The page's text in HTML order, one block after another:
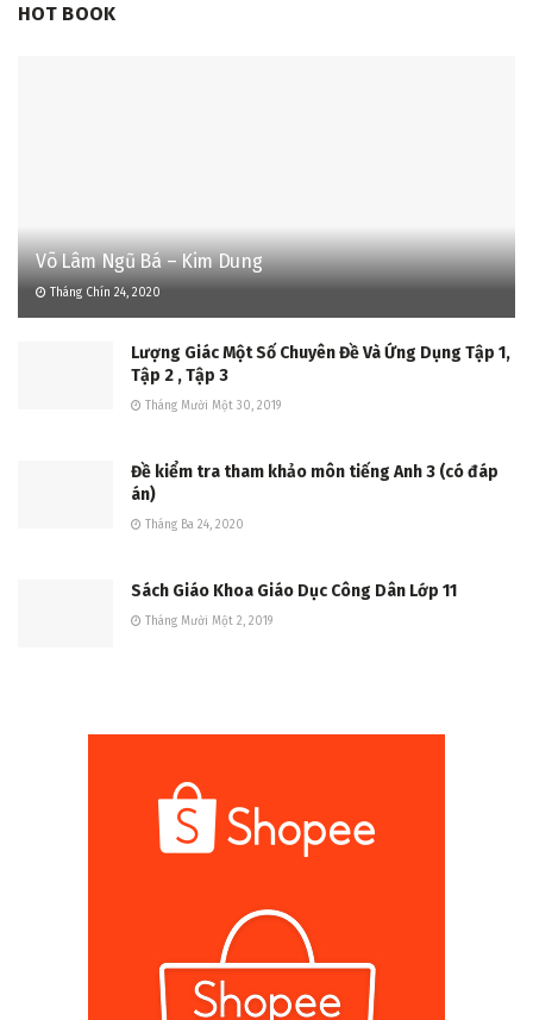
HOT BOOK
Võ Lâm Ngũ Bá – Kim Dung
Tháng Chín 24, 2020
Lượng Giác Một Số Chuyên Đề Và Ứng Dụng Tập 1,
Tập 2 , Tập 3
Tháng Mười Một 30, 2019
Đề kiểm tra tham khảo môn tiếng Anh 3 (có đáp
án)
Tháng Ba 24, 2020
Sách Giáo Khoa Giáo Dục Công Dân Lớp 11
Tháng Mười Một 2, 2019